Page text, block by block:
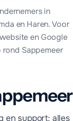
in
en Haren. Voor
en Google
rond Sappemeer
en support: alles